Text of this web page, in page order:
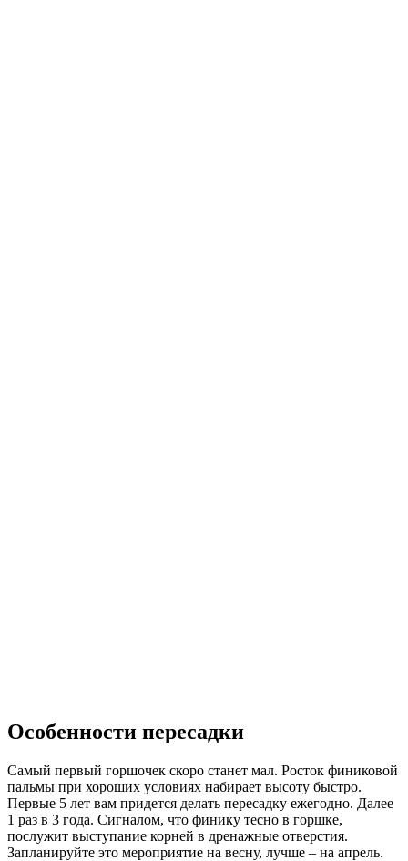
Особенности пересадки
Самый первый горшочек скоро станет мал. Росток финиковой
пальмы при хороших условиях набирает высоту быстро.
Первые 5 лет вам придется делать пересадку ежегодно. Далее
1 раз в 3 года. Сигналом, что финику тесно в горшке,
послужит выступание корней в дренажные отверстия.
Запланируйте это мероприятие на весну, лучше – на апрель.